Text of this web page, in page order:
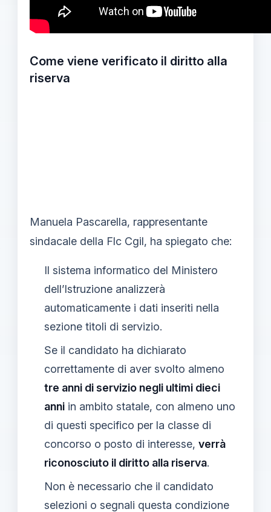
Come viene verificato il diritto alla
riserva
Manuela Pascarella, rappresentante
sindacale della Flc Cgil, ha spiegato che:
Il sistema informatico del Ministero
dell’Istruzione analizzerà
automaticamente i dati inseriti nella
sezione titoli di servizio.
Se il candidato ha dichiarato
correttamente di aver svolto almeno
tre anni di servizio negli ultimi dieci
anni in ambito statale, con almeno uno
di questi specifico per la classe di
concorso o posto di interesse, verrà
riconosciuto il diritto alla riserva.
Non è necessario che il candidato
selezioni o segnali questa condizione